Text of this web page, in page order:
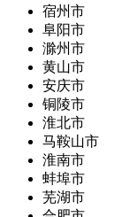
宿州市
阜阳市
滁州市
黄山市
安庆市
铜陵市
淮北市
马鞍山市
淮南市
蚌埠市
芜湖市